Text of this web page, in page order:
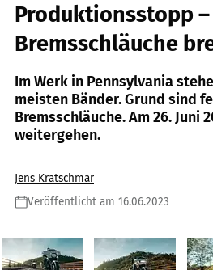
Produktionsstopp –
Bremsschläuche
Im Werk in Pennsylvania
meisten Bänder. Grund sind
Bremsschläuche. Am 26. Juni
weitergehen.
Jens Kratschmar
Veröffentlicht am 16.06.2023